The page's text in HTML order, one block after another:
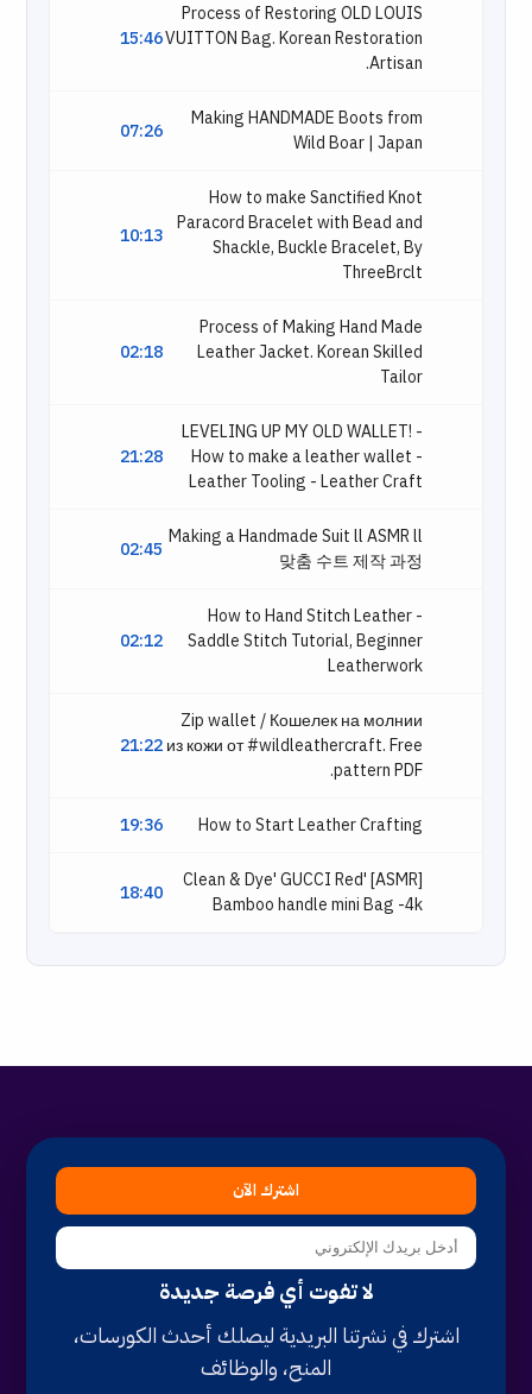
15:46
Process of Restoring OLD LOUIS
VUITTON Bag. Korean Restoration
Artisan.
07:26
Making HANDMADE Boots from
Wild Boar | Japan
10:13
How to make Sanctified Knot
Paracord Bracelet with Bead and
Shackle, Buckle Bracelet, By
ThreeBrclt
02:18
Process of Making Hand Made
Leather Jacket. Korean Skilled
Tailor
21:28
LEVELING UP MY OLD WALLET! -
How to make a leather wallet -
Leather Tooling - Leather Craft
02:45 Making a Handmade Suit ll ASMR ll
맞춤 수트 제작 과정
02:12
How to Hand Stitch Leather -
Saddle Stitch Tutorial, Beginner
Leatherwork
21:22
Zip wallet / Кошелек на молнии
из кожи от #wildleathercraft. Free
pattern PDF.
19:36 How to Start Leather Crafting
18:40
[ASMR] 'Clean & Dye' GUCCI Red
Bamboo handle mini Bag -4k
اشترك الآن
لا تفوت أي فرصة جديدة
اشترك في نشرتنا البريدية ليصلك أحدث الكورسات،
المنح، والوظائف